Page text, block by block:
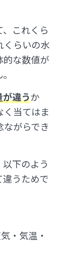
これくら
くらいの水
的な数値が
が違うか
く当てはま
がらでき
下のよう
うためで
・気温・